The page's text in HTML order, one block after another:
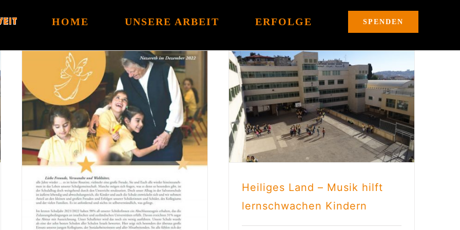
HOME UNSERE ARBEIT ERFOLGE SPENDEN
Nazareth
Heiliges Land – Musik hilft
lernschwachen Kindern
Heiliges Land – Musik hilft
lernschwachen Kindern